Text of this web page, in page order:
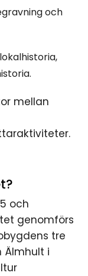
och
mellan
och
genomförs
tre
Älmhult i